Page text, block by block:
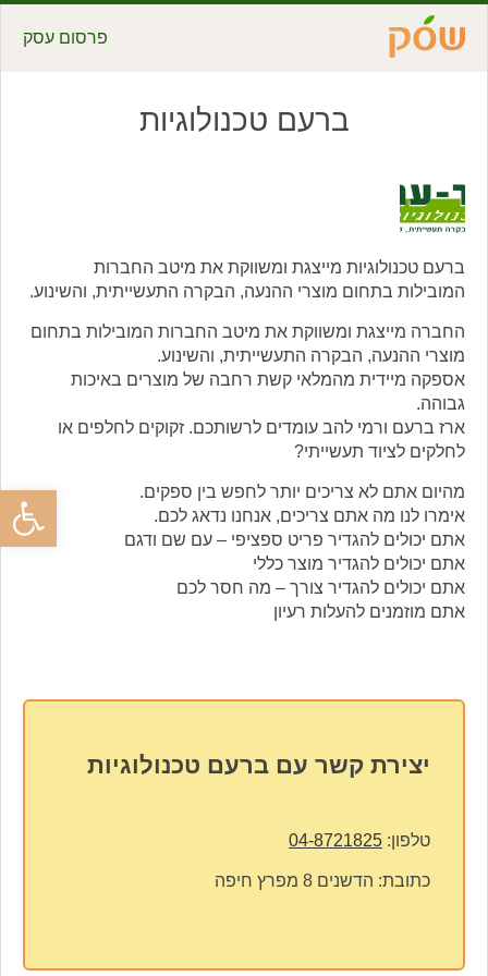
פתח
פרסום עסק
ברעם טכנולוגיות
ברעם טכנולוגיות מייצגת ומשווקת את מיטב החברות
המובילות בתחום מוצרי ההנעה, הבקרה התעשייתית, והשינוע.
החברה מייצגת ומשווקת את מיטב החברות המובילות בתחום
מוצרי ההנעה, הבקרה התעשייתית, והשינוע.
אספקה מיידית מהמלאי קשת רחבה של מוצרים באיכות
גבוהה.
ארז ברעם ורמי להב עומדים לרשותכם. זקוקים לחלפים או
לחלקים לציוד תעשייתי?
מהיום אתם לא צריכים יותר לחפש בין ספקים.
אימרו לנו מה אתם צריכים, אנחנו נדאג לכם.
אתם יכולים להגדיר פריט ספציפי – עם שם ודגם
אתם יכולים להגדיר מוצר כללי
אתם יכולים להגדיר צורך – מה חסר לכם
אתם מוזמנים להעלות רעיון
יצירת קשר עם ברעם טכנולוגיות
טלפון: 04-8721825
כתובת: הדשנים 8 מפרץ חיפה